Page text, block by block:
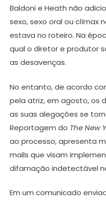
Baldoni e Heath não
sexo, sexo oral ou clímax
estava no roteiro. Na
qual o diretor e produtor
as desavenças.
No entanto, de acordo
pela atriz, em agosto, os
as suas alegações se
Reportagem do The New
ao processo, apresenta
mails que visam
difamação indetectável
Em um comunicado